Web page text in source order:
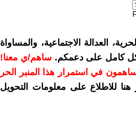
العدالة الاجتماعية، والمساواة
كامل على دعمكم. ساهم/ي معنا!
تساهمون في استمرار هذا المنبر الحر
هنا للاطلاع على معلومات التحويل